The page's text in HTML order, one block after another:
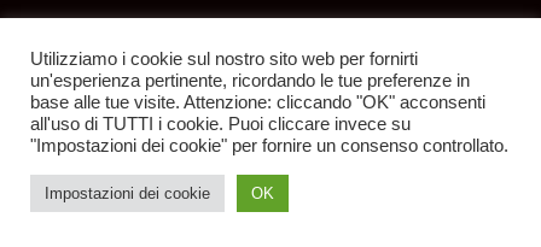
Sviluppato con orgoglio da WordPress|Tema: News Way di
Themeansar.
Home Privacy Policy
Utilizziamo i cookie sul nostro sito web per fornirti
un'esperienza pertinente, ricordando le tue preferenze in
base alle tue visite. Attenzione: cliccando "OK" acconsenti
all'uso di TUTTI i cookie. Puoi cliccare invece su
"Impostazioni dei cookie" per fornire un consenso controllato.
Impostazioni dei cookie OK